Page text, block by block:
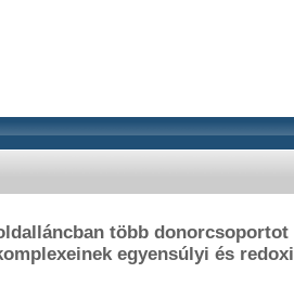
több donorcsoportot
egyensúlyi és redoxi